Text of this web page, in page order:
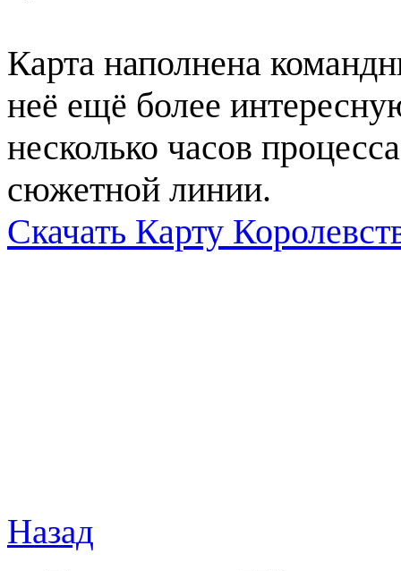
Карта наполнена
неё ещё более
несколько часов
сюжетной линии.
Скачать Карту
Назад